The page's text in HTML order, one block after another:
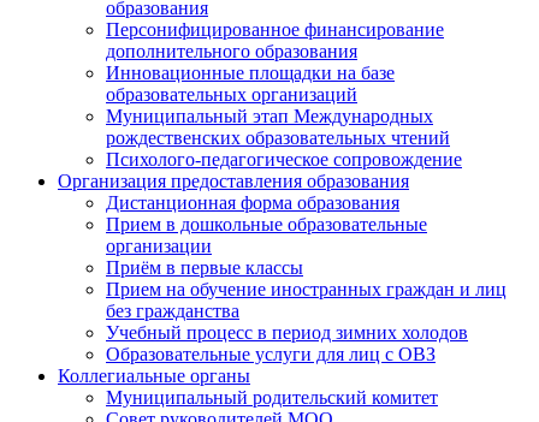
образования
Персонифицированное финансирование
дополнительного образования
Инновационные площадки на базе
образовательных организаций
Муниципальный этап Международных
рождественских образовательных чтений
Психолого-педагогическое сопровождение
Организация предоставления образования
Дистанционная форма образования
Прием в дошкольные образовательные
организации
Приём в первые классы
Прием на обучение иностранных граждан и лиц
без гражданства
Учебный процесс в период зимних холодов
Образовательные услуги для лиц с ОВЗ
Коллегиальные органы
Муниципальный родительский комитет